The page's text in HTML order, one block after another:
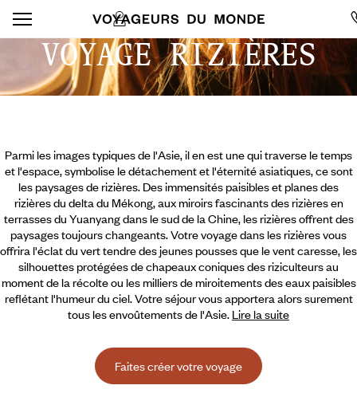
VOYAGE RIZIÈRES
Parmi les images typiques de l'Asie, il en est une qui traverse le temps
et l'espace, symbolise le détachement et l'éternité asiatiques, ce sont
les paysages de rizières. Des immensités paisibles et planes des
rizières du delta du Mékong, aux miroirs fascinants des rizières en
terrasses du Yuanyang dans le sud de la Chine, les rizières offrent des
paysages toujours changeants. Votre voyage dans les rizières vous
offrira l'éclat du vert tendre des jeunes pousses que le vent caresse, les
silhouettes protégées de chapeaux coniques des riziculteurs au
moment de la récolte ou les milliers de miroitementsdes eaux paisibles
reflétant l'humeur du ciel. Votre séjour vous apportera alors surement
tous les envoûtements de l'Asie. Lire la suite
Faites créer votre voyage